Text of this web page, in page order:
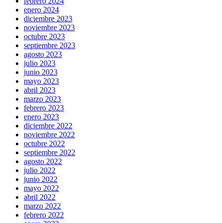
enero 2024
diciembre 2023
noviembre 2023
octubre 2023
septiembre 2023
agosto 2023
julio 2023
junio 2023
mayo 2023
abril 2023
marzo 2023
febrero 2023
enero 2023
diciembre 2022
noviembre 2022
octubre 2022
septiembre 2022
agosto 2022
julio 2022
junio 2022
mayo 2022
abril 2022
marzo 2022
febrero 2022